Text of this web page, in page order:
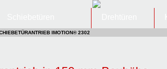
IMOTION® 2302